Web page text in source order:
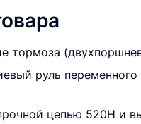
тормоза
руль
цепью 520H и